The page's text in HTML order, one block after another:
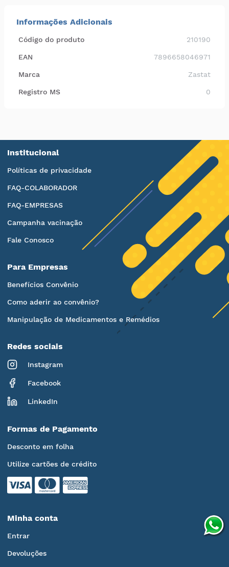
Informações Adicionais
Código do produto 210190
EAN 7896658046971
Marca Zastat
Registro MS 0
Institucional
Políticas de privacidade
FAQ-COLABORADOR
FAQ-EMPRESAS
Campanha vacinação
Fale Conosco
Para Empresas
Benefícios Convênio
Como aderir ao convênio?
Manipulação de Medicamentos e Remédios
Redes sociais
Instagram
Facebook
LinkedIn
Formas de Pagamento
Desconto em folha
Utilize cartões de crédito
Minha conta
Entrar
Devoluções